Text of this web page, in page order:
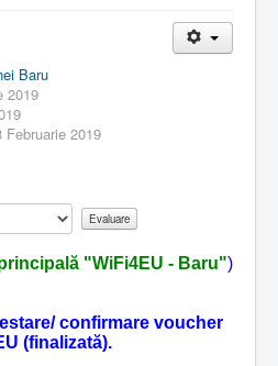
Baru
2019
2019
"WiFi4EU - Baru")
confirmare voucher
(finalizată).